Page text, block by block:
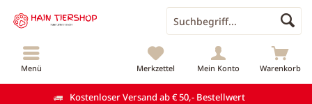
Kostenloser Versand ab € 50,- Bestellwert
Menü Warenkorb
Merkzettel Mein Konto